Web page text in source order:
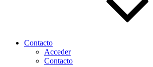
Contacto
Acceder
Contacto